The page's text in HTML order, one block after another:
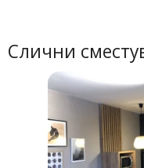
Слични